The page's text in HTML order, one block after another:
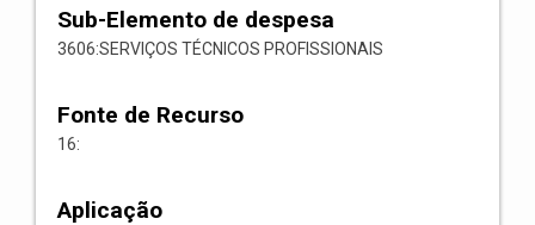
Sub-Elemento de despesa
3606:SERVIÇOS TÉCNICOS PROFISSIONAIS
Fonte de Recurso
16:
Aplicação